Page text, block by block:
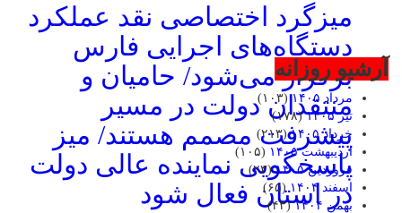
میزگرد اختصاصی نقد عملکرد
دستگاه‌های اجرایی فارس
برگزار می‌شود/ حامیان و
منتقدان دولت در مسیر
پیشرفت مصمم هستند/ میز
پاسخگویی نماینده عالی دولت
در استان فعال شود
آرشیو روزانه
مرداد ۱۴۰۵
(۱۰۳)
تیر ۱۴۰۵
(۱۷۸)
خرداد ۱۴۰۵
(۲۱۳)
اردیبهشت ۱۴۰۵
(۱۰۵)
فروردین ۱۴۰۵
(۲۳)
اسفند ۱۴۰۴
(۶۵)
بهمن ۱۴۰۴
(۴۳)